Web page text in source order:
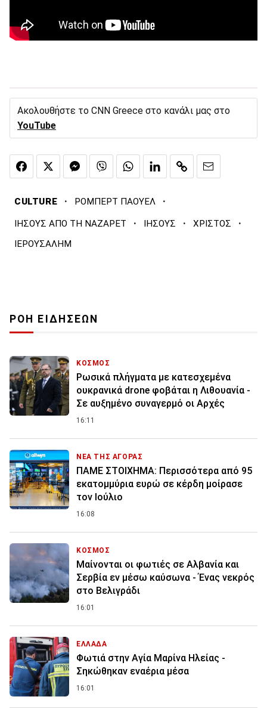
Ακολουθήστε το CNN Greece στο κανάλι μας στο
YouTube
CULTURE · ΡΟΜΠΕΡΤ ΠΑΟΥΕΛ ·
ΙΗΣΟΥΣ ΑΠΟ ΤΗ ΝΑΖΑΡΕΤ · ΙΗΣΟΥΣ · ΧΡΙΣΤΟΣ ·
ΙΕΡΟΥΣΑΛΗΜ
ΡΟΗ ΕΙΔΗΣΕΩΝ
ΚΟΣΜΟΣ
Ρωσικά πλήγματα με κατεσχεμένα
ουκρανικά drone φοβάται η Λιθουανία -
Σε αυξημένο συναγερμό οι Αρχές
16:11
ΝΕΑ ΤΗΣ ΑΓΟΡΑΣ
ΠΑΜΕ ΣΤΟΙΧΗΜΑ: Περισσότερα από 95
εκατομμύρια ευρώ σε κέρδη μοίρασε
τον Ιούλιο
16:08
ΚΟΣΜΟΣ
Μαίνονται οι φωτιές σε Αλβανία και
Σερβία εν μέσω καύσωνα - Ένας νεκρός
στο Βελιγράδι
16:01
ΕΛΛΑΔΑ
Φωτιά στην Aγία Μαρίνα Ηλείας -
Σηκώθηκαν εναέρια μέσα
16:01